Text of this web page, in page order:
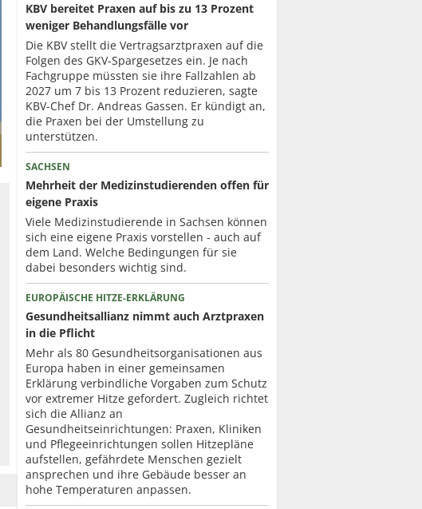
KBV bereitet Praxen auf bis zu 13 Prozent
weniger Behandlungsfälle vor
Die KBV stellt die Vertragsarztpraxen auf die
Folgen des GKV-Spargesetzes ein. Je nach
Fachgruppe müssten sie ihre Fallzahlen ab
2027 um 7 bis 13 Prozent reduzieren, sagte
KBV-Chef Dr. Andreas Gassen. Er kündigt an,
die Praxen bei der Umstellung zu
unterstützen.
SACHSEN
Mehrheit der Medizinstudierenden offen für
eigene Praxis
Viele Medizinstudierende in Sachsen können
sich eine eigene Praxis vorstellen - auch auf
dem Land. Welche Bedingungen für sie
dabei besonders wichtig sind.
EUROPÄISCHE HITZE-ERKLÄRUNG
Gesundheitsallianz nimmt auch Arztpraxen
in die Pflicht
Mehr als 80 Gesundheits­organisationen aus
Europa haben in einer gemeinsamen
Erklärung verbindliche Vorgaben zum Schutz
vor extremer Hitze gefordert. Zugleich richtet
sich die Allianz an
Gesundheitseinrichtungen: Praxen, Kliniken
und Pflegeeinrichtungen sollen Hitzepläne
aufstellen, gefährdete Menschen gezielt
ansprechen und ihre Gebäude besser an
hohe Temperaturen anpassen.